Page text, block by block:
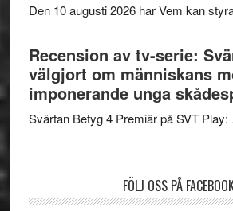
Den 10 augusti 2026 har Vem kan
Recension av tv-serie:
välgjort om människans
imponerande unga
Svärtan Betyg 4 Premiär på SVT
FÖLJ OSS PÅ